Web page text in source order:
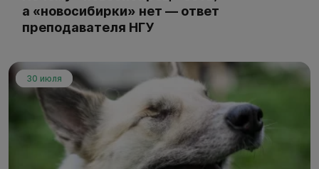
а «новосибирки» нет — ответ
преподавателя НГУ
30 июля